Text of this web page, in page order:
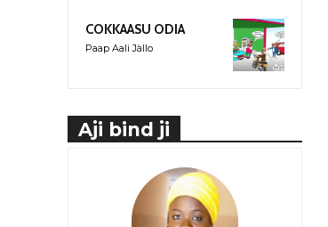
COKKAASU ODIA
Paap Aali Jàllo
Aji bind ji